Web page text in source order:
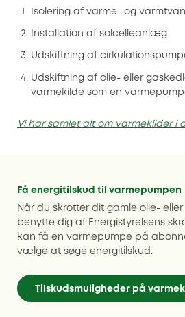
Isolering af varme- og
Installation af solcelleanlæg
Udskiftning af
Udskiftning af olie- eller
varmekilde som en
Vi har samlet alt om varmekilder i
Få energitilskud til varmepumpen
Når du skrotter dit gamle olie-
benytte dig af Energistyrelsens
kan få en varmepumpe på
vælge at søge energitilskud.
Tilskudsmuligheder på